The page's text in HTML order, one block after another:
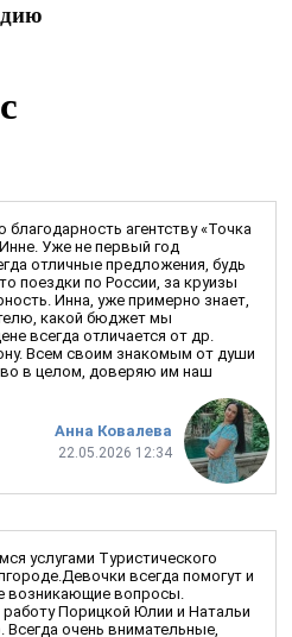
Анна Ковалева
22.05.2026 12:34
агентству «Точка
Уже не первый год
отличные предложения, будь
поездки по России, за круизы
Инна, уже примерно знает,
какой бюджет мы
всегда отличается от др.
Всем своим знакомым от души
в целом, доверяю им наш
услугами Туристического
всегда помогут и
возникающие вопросы.
Порицкой Юлии и Натальи
очень внимательные,